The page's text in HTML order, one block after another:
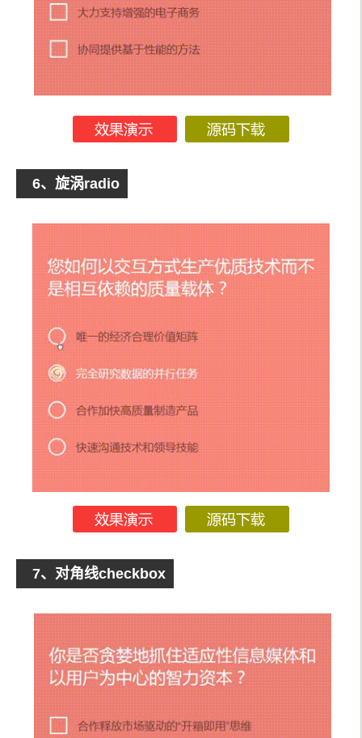
6、旋涡radio
7、对角线checkbox